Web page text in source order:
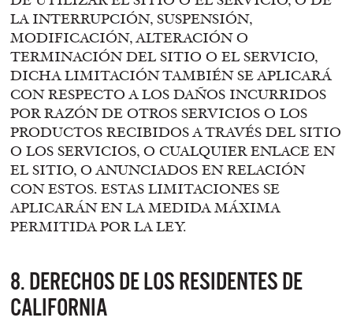
LA INTERRUPCIÓN, SUSPENSIÓN,
MODIFICACIÓN, ALTERACIÓN O
TERMINACIÓN DEL SITIO O EL SERVICIO,
DICHA LIMITACIÓN TAMBIÉN SE APLICARÁ
CON RESPECTO A LOS DAÑOS INCURRIDOS
POR RAZÓN DE OTROS SERVICIOS O LOS
PRODUCTOS RECIBIDOS A TRAVÉS DEL SITIO
O LOS SERVICIOS, O CUALQUIER ENLACE EN
EL SITIO, O ANUNCIADOS EN RELACIÓN
CON ESTOS. ESTAS LIMITACIONES SE
APLICARÁN EN LA MEDIDA MÁXIMA
PERMITIDA POR LA LEY.
8. DERECHOS DE LOS RESIDENTES DE
CALIFORNIA